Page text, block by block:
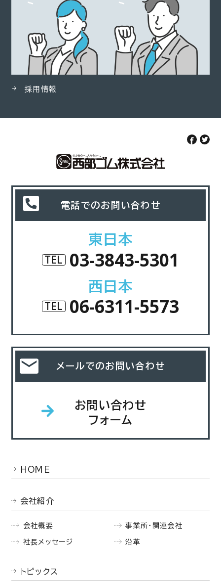
採用情報
電話でのお問い合わせ
東日本
TEL 03-3843-5301
西日本
TEL 06-6311-5573
メールでのお問い合わせ
お問い合わせ
フォーム
HOME
会社紹介
会社概要
社長メッセージ
事業所・関連会社
沿革
トピックス